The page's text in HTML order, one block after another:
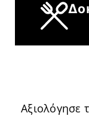
Αξιολόγησε